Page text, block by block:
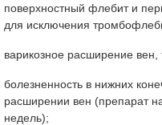
поверхностный флебит и
для исключения
варикозное расширение вен,
болезненность в нижних
расширении вен (препарат
недель);